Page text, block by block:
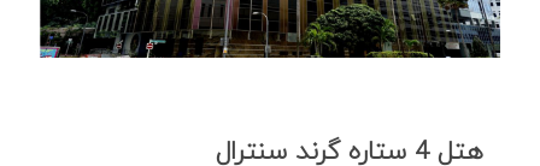
هتل 4 ستاره گرند سنترال